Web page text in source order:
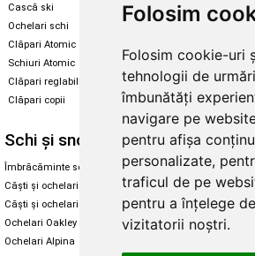
Folosim
Folosim cookie-uri
tehnologii de
îmbunătăți
navigare pe
pentru afișa
personalizate,
traficul de pe
pentru a înțelege
vizitatorii noștri.
Cască ski
Ochelari schi
Clăpari Atomic
Schiuri Atomic
Clăpari reglabili
Clăpari copii
Skate
Santa Cruz
Enuff
Schi și snowboard
Îmbrăcăminte schi și snowboard
Căști și ochelari de iarnă
Căști și ochelari Alpina
Ochelari Oakley
Ochelari Alpina
Diverse
Cum aleg
Cum aleg
Ochelari de
Ochelari de